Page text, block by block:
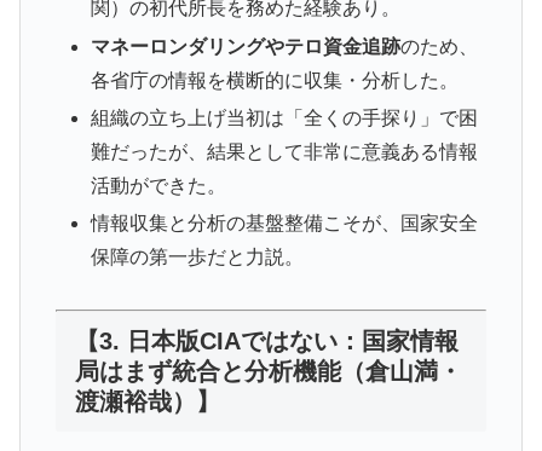
関）の初代所長を務めた経験あり。
マネーロンダリングやテロ資金追跡のため、
各省庁の情報を横断的に収集・分析した。
組織の立ち上げ当初は「全くの手探り」で困
難だったが、結果として非常に意義ある情報
活動ができた。
情報収集と分析の基盤整備こそが、国家安全
保障の第一歩だと力説。
【3. 日本版CIAではない：国家情報
局はまず統合と分析機能（倉山満・
渡瀬裕哉）】